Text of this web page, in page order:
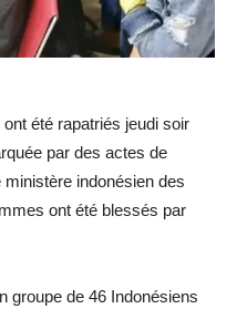
été rapatriés jeudi soir
par des actes de
indonésien des
ont été blessés par
groupe de 46 Indonésiens